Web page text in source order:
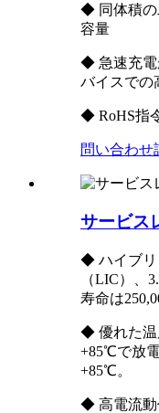
◆ 同体積の
容量
◆ 急速充電
バイスでの
◆ RoHS指
問い合わせ
サービス
◆ ハイブリ
（LIC）、
寿命は
◆ 優れた温
+85℃で放
+85℃。
◆ 高電流動